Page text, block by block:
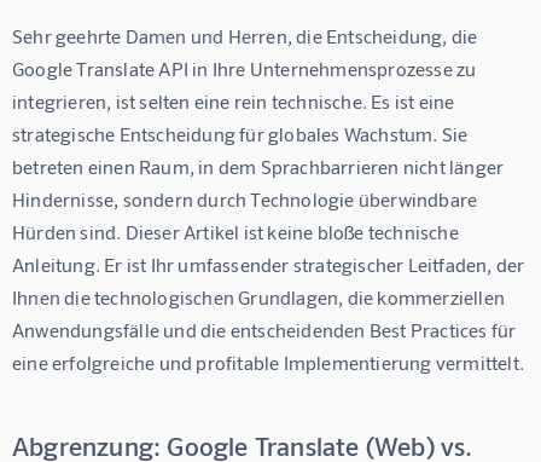
Sehr geehrte Damen und Herren, die Entscheidung, die
Google Translate API in Ihre Unternehmensprozesse zu
integrieren, ist selten eine rein technische. Es ist eine
strategische Entscheidung für globales Wachstum. Sie
betreten einen Raum, in dem Sprachbarrieren nicht länger
Hindernisse, sondern durch Technologie überwindbare
Hürden sind. Dieser Artikel ist keine bloße technische
Anleitung. Er ist Ihr umfassender strategischer Leitfaden, der
Ihnen die technologischen Grundlagen, die kommerziellen
Anwendungsfälle und die entscheidenden Best Practices für
eine erfolgreiche und profitable Implementierung vermittelt.
Abgrenzung: Google Translate (Web) vs.